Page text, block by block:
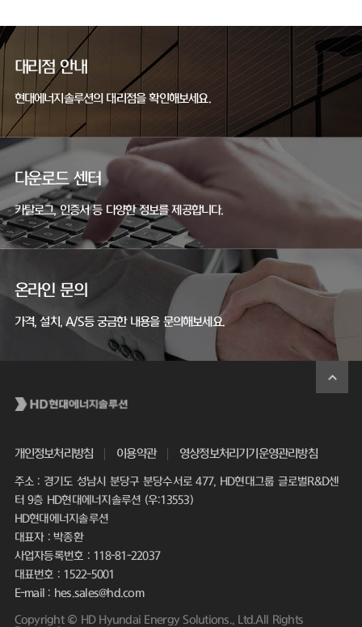
대리점 안내
현대에너지솔루션의 대리점을 확인해보세요.
다운로드 센터
카탈로그, 인증서 등 다양한 정보를 제공합니다.
온라인 문의
가격, 설치, A/S등 궁금한 내용을 문의해보세요.
개인정보처리방침 이용약관 영상정보처리기기운영관리방침
주소 : 경기도 성남시 분당구 분당수서로 477, HD현대그룹 글로벌R&D센
터 9층 HD현대에너지솔루션 (우:13553)
HD현대에너지솔루션
대표자 : 박종환
사업자등록번호 : 118-81-22037
대표번호 : 1522-5001
E-mail : hes.sales@hd.com
Copyright © HD Hyundai Energy Solutions., Ltd.All Rights